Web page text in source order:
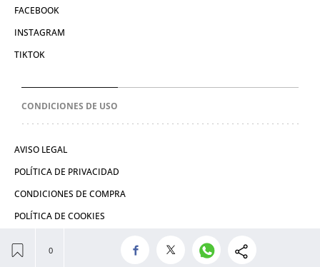
FACEBOOK
INSTAGRAM
TIKTOK
CONDICIONES DE USO
AVISO LEGAL
POLÍTICA DE PRIVACIDAD
CONDICIONES DE COMPRA
POLÍTICA DE COOKIES